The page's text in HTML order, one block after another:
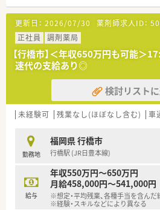
【募集背景と求める人物像について】
■欠員補充のための急募案件となっ
験をお持ちの方を即戦力として歓迎
■30代から40代が中心となって活
長期的なキャリア形成を目指す方
■将来的には管理薬剤師やエリアマ
ップを目指したい方にも最適な環
【法人特徴について】
■福岡県内を中心に20店舗以上の
■社長自身が現役の薬剤師であり
人柄で社員からの信頼も厚い法人グ
■在宅医療にも注力しており、福
が配置され専門的な業務にも挑戦で
【求人情報について】
■年収は経験やスキルを考慮し
更新日： 2026/07/30 薬剤師求人ID：
正社員
調剤薬局
【行橋市】＜年収650万円も可能＞
速代の支給あり◎
検討リスト
未経験可 残業なし(ほぼなし含む) 車
勤務地
福岡県 行橋市
行橋駅 (JR日豊本線)
給与
年収550万円～650万円
月給458,000円～541,000円
※想定・平均残業、各種手当を含んだ
※経験・スキルなどにより異なる